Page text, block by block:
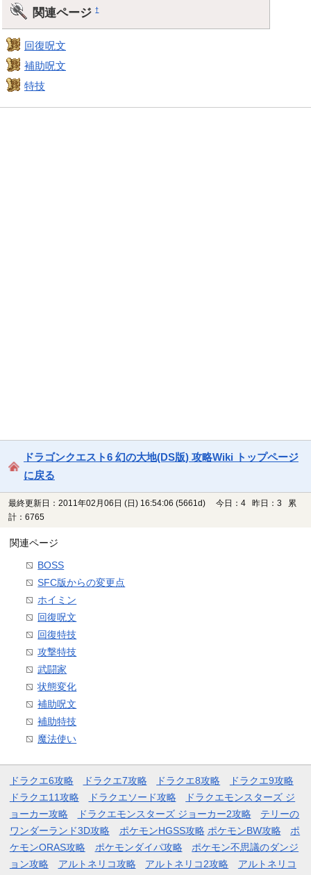
関連ページ†
回復呪文
補助呪文
特技
ドラゴンクエスト6 幻の大地(DS版) 攻略Wiki トップページ
に戻る
最終更新日：2011年02月06日 (日) 16:54:06 (5661d)
今日：4 昨日：3 累
計：6765
関連ページ
BOSS
SFC版からの変更点
ホイミン
回復呪文
回復特技
攻撃特技
武闘家
状態変化
補助呪文
補助特技
魔法使い
ドラクエ6攻略 ドラクエ7攻略 ドラクエ8攻略
ドラクエ9攻略
ドラクエ11攻略
ドラクエソード攻略
ドラクエモンスターズ ジ
ョーカー攻略
ドラクエモンスターズ ジョーカー2攻略
テリーの
ワンダーランド3D攻略
ポケモンHGSS攻略 ポケモンBW攻略
ポ
ケモンORAS攻略
ポケモンダイパ攻略
ポケモン不思議のダンジ
ョン攻略
アルトネリコ攻略 アルトネリコ2攻略
アルトネリコ